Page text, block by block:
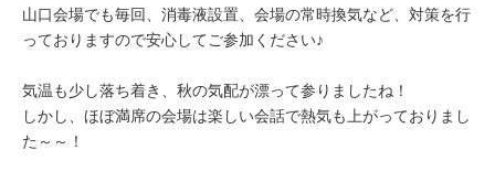
山口会場でも毎回、消毒液設置、会場の常時換気など、対策を行
っておりますので安心してご参加ください♪
気温も少し落ち着き、秋の気配が漂って参りましたね！
しかし、ほぼ満席の会場は楽しい会話で熱気も上がっておりまし
た～～！